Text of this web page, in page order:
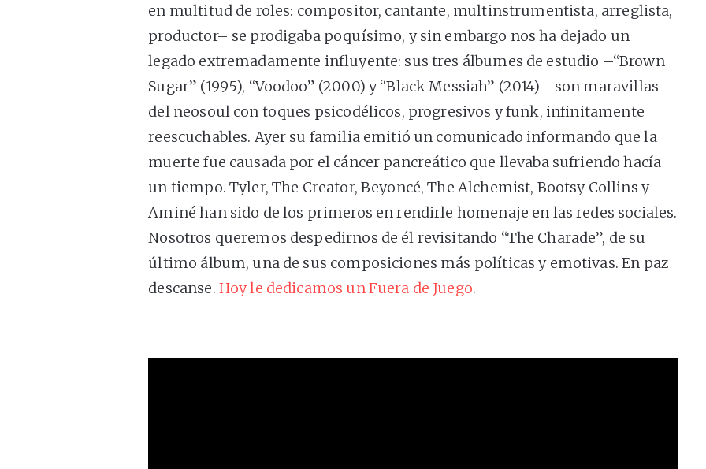
en multitud de roles: compositor, cantante, multinstrumentista, arreglista,
productor– se prodigaba poquísimo, y sin embargo nos ha dejado un
legado extremadamente influyente: sus tres álbumes de estudio –“Brown
Sugar” (1995), “Voodoo” (2000) y “Black Messiah” (2014)– son maravillas
del neosoul con toques psicodélicos, progresivos y funk, infinitamente
reescuchables. Ayer su familia emitió un comunicado informando que la
muerte fue causada por el cáncer pancreático que llevaba sufriendo hacía
un tiempo. Tyler, The Creator, Beyoncé, The Alchemist, Bootsy Collins y
Aminé han sido de los primeros en rendirle homenaje en las redes sociales.
Nosotros queremos despedirnos de él revisitando “The Charade”, de su
último álbum, una de sus composiciones más políticas y emotivas. En paz
descanse. Hoy le dedicamos un Fuera de Juego.